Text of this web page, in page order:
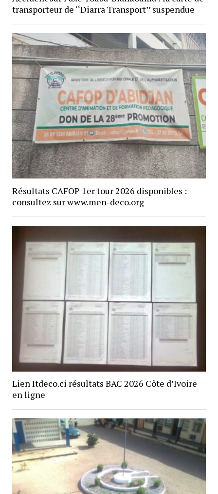
transporteur de ‘‘Diarra Transport’’ suspendue
Résultats CAFOP 1er tour 2026 disponibles :
consultez sur www.men-deco.org
Lien Itdeco.ci résultats BAC 2026 Côte d’Ivoire
en ligne